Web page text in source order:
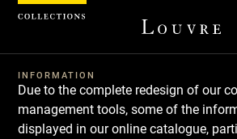
INFORMATION
Due to the complete redesign of our
management tools, some of the
displayed in our online catalogue,
Cookies management panel